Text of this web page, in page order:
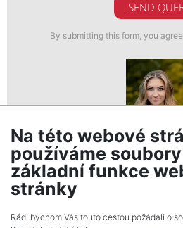
SEND
By submitting this form, you
Veronika
realitní
show
Na této webové
používáme
základní funkce
stránky
Rádi bychom Vás touto cestou požádali o